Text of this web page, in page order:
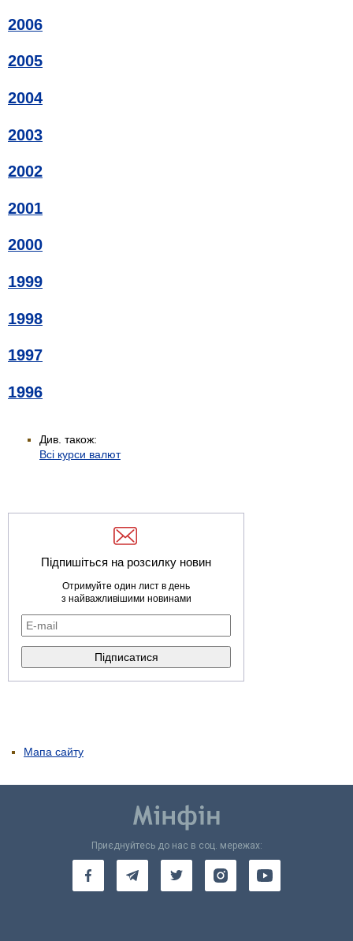
2006
2005
2004
2003
2002
2001
2000
1999
1998
1997
1996
Див. також:
Всі курси валют
Підпишіться на розсилку новин
Отримуйте один лист в день
з найважливішими новинами
Мапа сайту
Приєднуйтесь до нас в соц. мережах: